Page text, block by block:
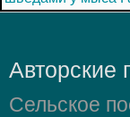
Авторские
Сельское